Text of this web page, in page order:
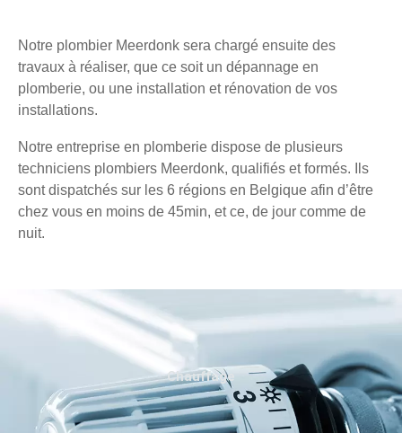
Notre plombier Meerdonk sera chargé ensuite des
travaux à réaliser, que ce soit un dépannage en
plomberie, ou une installation et rénovation de vos
installations.
Notre entreprise en plomberie dispose de plusieurs
techniciens plombiers Meerdonk, qualifiés et formés. Ils
sont dispatchés sur les 6 régions en Belgique afin d’être
chez vous en moins de 45min, et ce, de jour comme de
nuit.
Chauffage